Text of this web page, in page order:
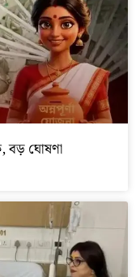
বড় ঘোষণা